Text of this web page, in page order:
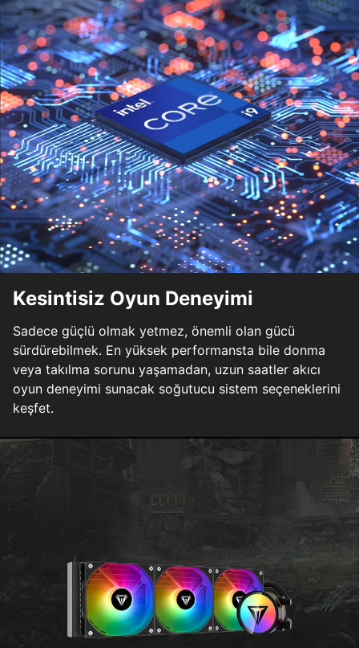
Kesintisiz Oyun Deneyimi
Sadece güçlü olmak yetmez, önemli olan gücü
sürdürebilmek. En yüksek performansta bile donma
veya takılma sorunu yaşamadan, uzun saatler akıcı
oyun deneyimi sunacak soğutucu sistem seçeneklerini
keşfet.